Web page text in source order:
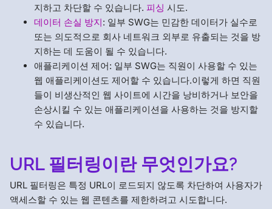
지하고 차단할 수 있습니다. 피싱 시도.
데이터 손실 방지: 일부 SWG는 민감한 데이터가 실수로
또는 의도적으로 회사 네트워크 외부로 유출되는 것을 방
지하는 데 도움이 될 수 있습니다.
애플리케이션 제어: 일부 SWG는 직원이 사용할 수 있는
웹 애플리케이션도 제어할 수 있습니다.이렇게 하면 직원
들이 비생산적인 웹 사이트에 시간을 낭비하거나 보안을
손상시킬 수 있는 애플리케이션을 사용하는 것을 방지할
수 있습니다.
URL 필터링이란 무엇인가요?
URL 필터링은 특정 URL이 로드되지 않도록 차단하여 사용자가
액세스할 수 있는 웹 콘텐츠를 제한하려고 시도합니다.